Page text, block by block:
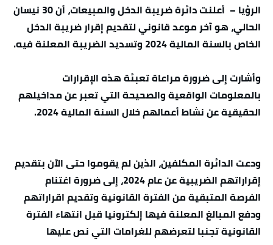
الرؤيا – أعلنت دائرة ضريبة الدخل والمبيعات، أن 30 نيسان
الحالي، هو آخر موعد قانوني لتقديم إقرار ضريبة الدخل
الخاص بالسنة المالية 2024 وتسديد الضريبة المعلنة فيه.
وأشارت إلى ضرورة مراعاة تعبئة هذه الإقرارات
بالمعلومات الواقعية والصحيحة التي تعبر عن مداخيلهم
الحقيقية عن نشاط أعمالهم خلال السنة المالية 2024.
ودعت الدائرة المكلفين، الذين لم يقوموا حتى الآن بتقديم
إقراراتهم الضريبية عن عام 2024، إلى ضرورة اغتنام
الفرصة المتبقية من الفترة القانونية وتقديم اقراراتهم
ودفع المبالغ المعلنة فيها إلكترونيا قبل انتهاء الفترة
القانونية تجنبا لتعرضهم للغرامات التي نص عليها